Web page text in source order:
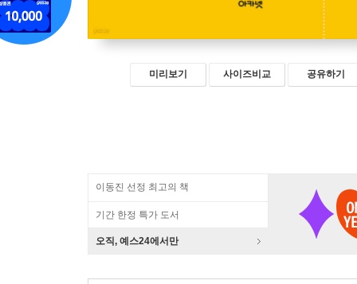
미리보기 사이즈비교 공유하기
이동진 선정 최고의 책
기간 한정 특가 도서
오직, 예스24에서만